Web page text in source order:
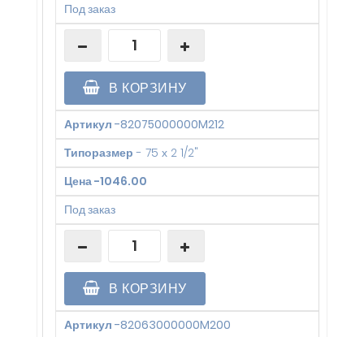
Под заказ
В КОРЗИНУ
Артикул -82075000000M212
Типоразмер - 75 х 2 1/2"
Цена-1046.00
Под заказ
В КОРЗИНУ
Артикул -82063000000M200